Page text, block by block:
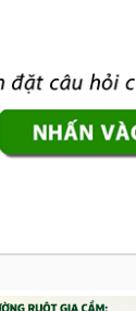
chăn